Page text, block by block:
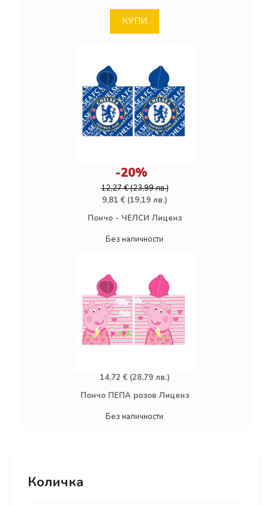
КУПИ
-20%
12,27 € (23,99 лв.)
9,81 € (19,19 лв.)
Пончо - ЧЕЛСИ Лиценз
Без наличности
14,72 € (28,79 лв.)
Пончо ПЕПА розов Лиценз
Без наличности
Количка